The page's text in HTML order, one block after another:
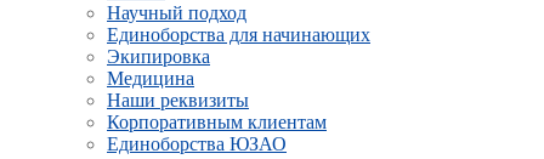
Научный подход
Единоборства для начинающих
Экипировка
Медицина
Наши реквизиты
Корпоративным клиентам
Единоборства ЮЗАО